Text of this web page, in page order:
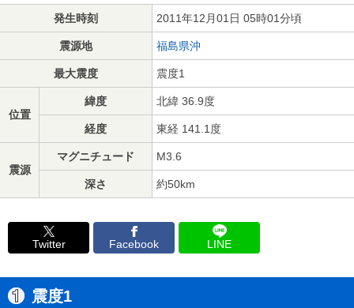
発生時刻 2011年12月01日 05時01分頃
震源地 福島県沖
最大震度 震度1
位置
緯度 北緯 36.9度
経度 東経 141.1度
震源
マグニチュード M3.6
深さ 約50km
Twitter Facebook LINE
震度1